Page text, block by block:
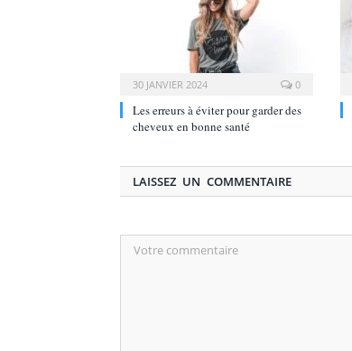
30 JANVIER 2024 0
Les erreurs à éviter pour garder des
cheveux en bonne santé
LAISSEZ UN COMMENTAIRE